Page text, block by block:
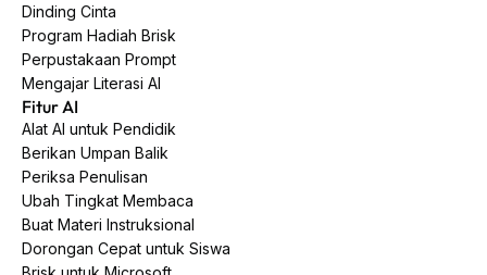
Dinding Cinta
Program Hadiah Brisk
Perpustakaan Prompt
Mengajar Literasi AI
Fitur AI
Alat AI untuk Pendidik
Berikan Umpan Balik
Periksa Penulisan
Ubah Tingkat Membaca
Buat Materi Instruksional
Dorongan Cepat untuk Siswa